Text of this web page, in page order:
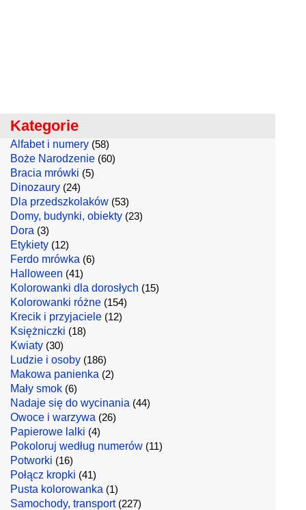
Kategorie
Alfabet i numery (58)
Boże Narodzenie (60)
Bracia mrówki (5)
Dinozaury (24)
Dla przedszkolaków (53)
Domy, budynki, obiekty (23)
Dora (3)
Etykiety (12)
Ferdo mrówka (6)
Halloween (41)
Kolorowanki dla dorosłych (15)
Kolorowanki różne (154)
Krecik i przyjaciele (12)
Księżniczki (18)
Kwiaty (30)
Ludzie i osoby (186)
Makowa panienka (2)
Mały smok (6)
Nadaje się do wycinania (44)
Owoce i warzywa (26)
Papierowe lalki (4)
Pokoloruj według numerów (11)
Potworki (16)
Połącz kropki (41)
Pusta kolorowanka (1)
Samochody, transport(227)